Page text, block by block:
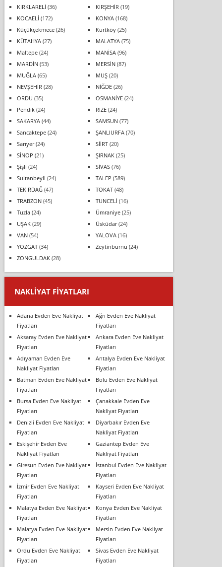
KIRKLARELİ (36) KIRŞEHİR (19)
KOCAELİ (172) KONYA(168)
Küçükçekmece(26) Kurtköy(25)
KÜTAHYA(27) MALATYA(75)
Maltepe(24) MANİSA(96)
MARDİN(53) MERSİN(87)
MUĞLA(65) MUŞ(20)
NEVŞEHİR (28) NİĞDE(26)
ORDU (35) OSMANİYE(24)
Pendik(24) RİZE(24)
SAKARYA(44) SAMSUN(77)
Sancaktepe(24) ŞANLIURFA(70)
Sarıyer(24) SİİRT(20)
SİNOP (21) ŞIRNAK(25)
Şişli (24) SİVAS(76)
Sultanbeyli (24) TALEP (589)
TEKİRDAĞ(47) TOKAT(48)
TRABZON(45) TUNCELİ (16)
Tuzla(24) Ümraniye(25)
UŞAK(29) Üsküdar(24)
VAN(54) YALOVA(16)
YOZGAT(34) Zeytinburnu (24)
ZONGULDAK(28)
NAKLIYAT FIYATLARI
Adana Evden Eve Nakliyat
Fiyatları
Ağrı Evden Eve Nakliyat
Fiyatları
Aksaray Evden Eve Nakliyat
Fiyatları
Ankara Evden Eve Nakliyat
Fiyatları
Adıyaman Evden Eve
Nakliyat Fiyatları
Antalya Evden Eve Nakliyat
Fiyatları
Batman Evden Eve Nakliyat
Fiyatları
Bolu Evden Eve Nakliyat
Fiyatları
Bursa Evden Eve Nakliyat
Fiyatları
Çanakkale Evden Eve
Nakliyat Fiyatları
Denizli Evden Eve Nakliyat
Fiyatları
Diyarbakır Evden Eve
Nakliyat Fiyatları
Eskişehir Evden Eve
Nakliyat Fiyatları
Gaziantep Evden Eve
Nakliyat Fiyatları
Giresun Evden Eve Nakliyat
Fiyatları
İstanbul Evden Eve Nakliyat
Fiyatları
İzmir Evden Eve Nakliyat
Fiyatları
Kayseri Evden Eve Nakliyat
Fiyatları
Malatya Evden Eve Nakliyat
Fiyatları
Konya Evden Eve Nakliyat
Fiyatları
Malatya Evden Eve Nakliyat
Fiyatları
Mersin Evden Eve Nakliyat
Fiyatları
Ordu Evden Eve Nakliyat
Fiyatları
Sivas Evden Eve Nakliyat
Fiyatları